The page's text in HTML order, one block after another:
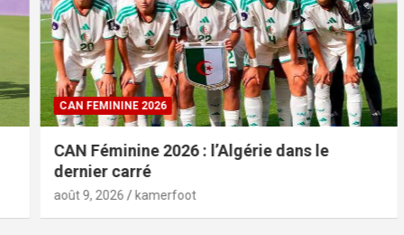
CAN FEMININE 2026
CAN Féminine 2026 : l’Algérie dans le
dernier carré
août 9, 2026 kamerfoot